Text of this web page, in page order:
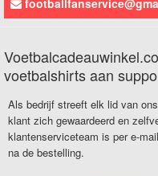
voetbalshirts aan
Als bedrijf streeft elk lid van
klant zich gewaardeerd en
klantenserviceteam is per e-
na de bestelling.